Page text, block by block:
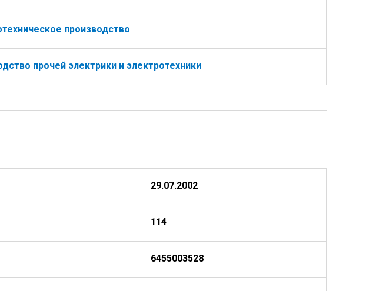
производство
прочей электрики и электротехники
29.07.2002
114
6455003528